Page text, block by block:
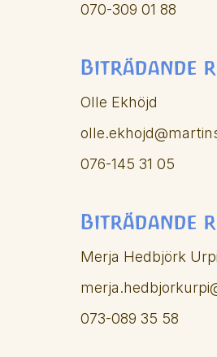
070-309 01 88
Biträdande
Olle Ekhöjd
076-145 31 05
Biträdande
Merja Hedbjörk Urpi
073-089 35 58